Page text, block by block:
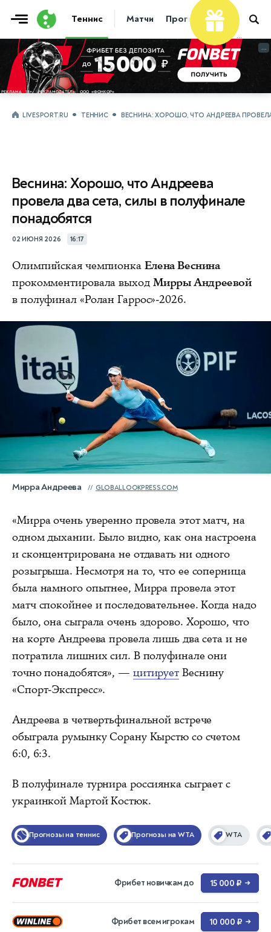
Теннис Матчи Прогнозы Новости
...
...
LIVESPORT.RU ТЕННИС ВЕСНИНА: ХОРОШО, ЧТО АНДРЕЕВА
Веснина: Хорошо, что Андреева
провела два сета, силы в полуфинале
понадобятся
02 ИЮНЯ 2026 16:17
Олимпийская чемпионка Елена Веснина
прокомментировала выход Мирры Андреевой
в полуфинал «Ролан Гаррос»-2026.
Мирра Андреева GLOBALLOOKPRESS.COM
«Мирра очень уверенно провела этот матч, на
одном дыхании. Было видно, как она настроена
и сконцентрирована не отдавать ни одного
розыгрыша. Несмотря на то, что ее соперница
была намного опытнее, Мирра провела этот
матч спокойнее и последовательнее. Когда надо
было, она сыграла очень здорово. Хорошо, что
на корте Андреева провела лишь два сета и не
потратила лишних сил. В полуфинале они
точно понадобятся», — цитирует Веснину
«Спорт-Экспресс».
Андреева в четвертьфинальной встрече
обыграла румынку Сорану Кырстю со счетом
6:0, 6:3.
В полуфинале турнира россиянка сыграет с
украинкой Мартой Костюк.
Прогнозы на теннис Прогнозы на WTA WTA
Фрибет новичкам до 15 000 ₽ →
Фрибет всем игрокам 10 000 ₽ →